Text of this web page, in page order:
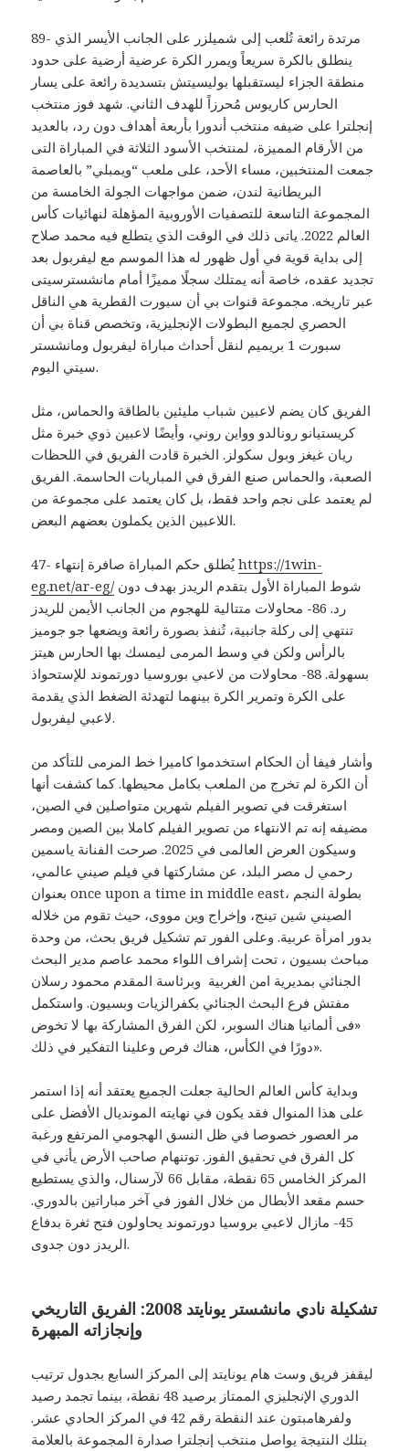
89- مرتدة رائعة تُلعب إلى شميلزر على الجانب الأيسر الذي
ينطلق بالكرة سريعاً ويمرر الكرة عرضية أرضية على حدود
منطقة الجزاء ليستقبلها بوليسيتش بتسديدة رائعة على يسار
الحارس كاريوس مُحرزاً للهدف الثاني. شهد فوز منتخب
إنجلترا على ضيفه منتخب أندورا بأربعة أهداف دون رد، بالعديد
من الأرقام المميزة، لمنتخب الأسود الثلاثة في المباراة التى
جمعت المنتخبين، مساء الأحد، على ملعب “ويمبلي” بالعاصمة
البريطانية لندن، ضمن مواجهات الجولة الخامسة من
المجموعة التاسعة للتصفيات الأوروبية المؤهلة لنهائيات كأس
العالم 2022. ياتى ذلك في الوقت الذي يتطلع فيه محمد صلاح
إلى بداية قوية في أول ظهور له هذا الموسم مع ليفربول بعد
تجديد عقده، خاصة أنه يمتلك سجلًا مميزًا أمام مانشسترسيتى
عبر تاريخه. مجموعة قنوات بي أن سبورت القطرية هي الناقل
الحصري لجميع البطولات الإنجليزية، وتخصص قناة بي أن
سبورت 1 بريميم لنقل أحداث مباراة ليفربول ومانشستر
سيتي اليوم.
الفريق كان يضم لاعبين شباب مليئين بالطاقة والحماس، مثل
كريستيانو رونالدو وواين روني، وأيضًا لاعبين ذوي خبرة مثل
ريان غيغز وبول سكولز. الخبرة قادت الفريق في اللحظات
الصعبة، والحماس صنع الفرق في المباريات الحاسمة. الفريق
لم يعتمد على نجم واحد فقط، بل كان يعتمد على مجموعة من
اللاعبين الذين يكملون بعضهم البعض.
47- يُطلق حكم المباراة صافرة إنتهاءhttps://1win-
eg.net/ar-eg/شوط المباراة الأول بتقدم الريدز بهدف دون
رد. 86- محاولات متتالية للهجوم من الجانب الأيمن للريدز
تنتهي إلى ركلة جانبية، تُنفذ بصورة رائعة ويضعها جو جوميز
بالرأس ولكن في وسط المرمى ليمسك بها الحارس هيتز
بسهولة. 88- محاولات من لاعبي بوروسيا دورتموند للإستحواذ
على الكرة وتمرير الكرة بينهما لتهدئة الضغط الذي يقدمة
لاعبي ليفربول.
وأشار فيفا أن الحكام استخدموا كاميرا خط المرمى للتأكد من
أن الكرة لم تخرج من الملعب بكامل محيطها. كما كشفت أنها
استغرقت في تصوير الفيلم شهرين متواصلين في الصين،
مضيفه إنه تم الانتهاء من تصوير الفيلم كاملا بين الصين ومصر
وسيكون العرض العالمى في 2025. صرحت الفنانة ياسمين
رحمي ل مصر البلد، عن مشاركتها في فيلم صيني عالمي،
بعنوان once upon a time in middle east، بطولة النجم
الصيني شين تينج، وإخراج وين مووى، حيث تقوم من خلاله
بدور امرأة عربية. وعلى الفور تم تشكيل فريق بحث، من وحدة
مباحث بسيون ، تحت إشراف اللواء محمد عاصم مدير البحث
الجنائي بمديرية امن الغربية وبرئاسة المقدم محمود رسلان
مفتش فرع البحث الجنائي بكفرالزيات وبسيون. واستكمل
«فى ألمانيا هناك السوبر، لكن الفرق المشاركة بها لا تخوض
دورًا في الكأس، هناك فرص وعلينا التفكير في ذلك».
وبداية كأس العالم الحالية جعلت الجميع يعتقد أنه إذا استمر
على هذا المنوال فقد يكون في نهايته المونديال الأفضل على
مر العصور خصوصا في ظل النسق الهجومي المرتفع ورغبة
كل الفرق في تحقيق الفوز. توتنهام صاحب الأرض يأتي في
المركز الخامس 65 نقطة، مقابل 66 لآرسنال، والذي يستطيع
حسم مقعد الأبطال من خلال الفوز في آخر مباراتين بالدوري.
45- مازال لاعبي بروسيا دورتموند يحاولون فتح ثغرة بدفاع
الريدز دون جدوى.
تشكيلة نادي مانشستر يونايتد 2008: الفريق التاريخي
وإنجازاته المبهرة
ليقفز فريق وست هام يونايتد إلى المركز السابع بجدول ترتيب
الدوري الإنجليزي الممتاز برصيد 48 نقطة، بينما تجمد رصيد
ولفرهامبتون عند النقطة رقم 42 في المركز الحادي عشر.
بتلك النتيجة يواصل منتخب إنجلترا صدارة المجموعة بالعلامة